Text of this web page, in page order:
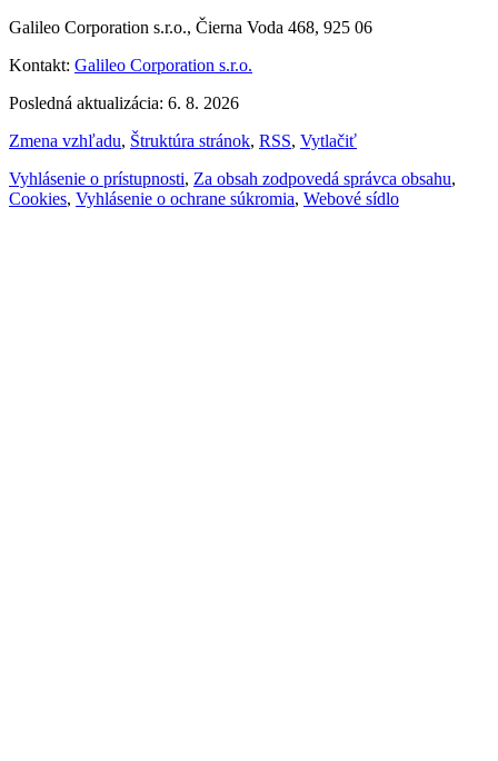
Galileo Corporation s.r.o., Čierna Voda 468, 925 06
Kontakt: Galileo Corporation s.r.o.
Posledná aktualizácia: 6. 8. 2026
Zmena vzhľadu, Štruktúra stránok, RSS, Vytlačiť
Vyhlásenie o prístupnosti, Za obsah zodpovedá správca obsahu,
Cookies, Vyhlásenie o ochrane súkromia, Webové sídlo